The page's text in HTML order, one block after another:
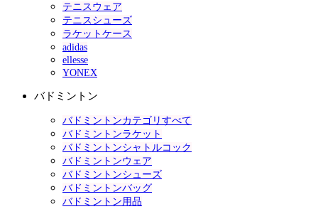
テニスウェア
テニスシューズ
ラケットケース
adidas
ellesse
YONEX
バドミントン
バドミントンカテゴリすべて
バドミントンラケット
バドミントンシャトルコック
バドミントンウェア
バドミントンシューズ
バドミントンバッグ
バドミントン用品